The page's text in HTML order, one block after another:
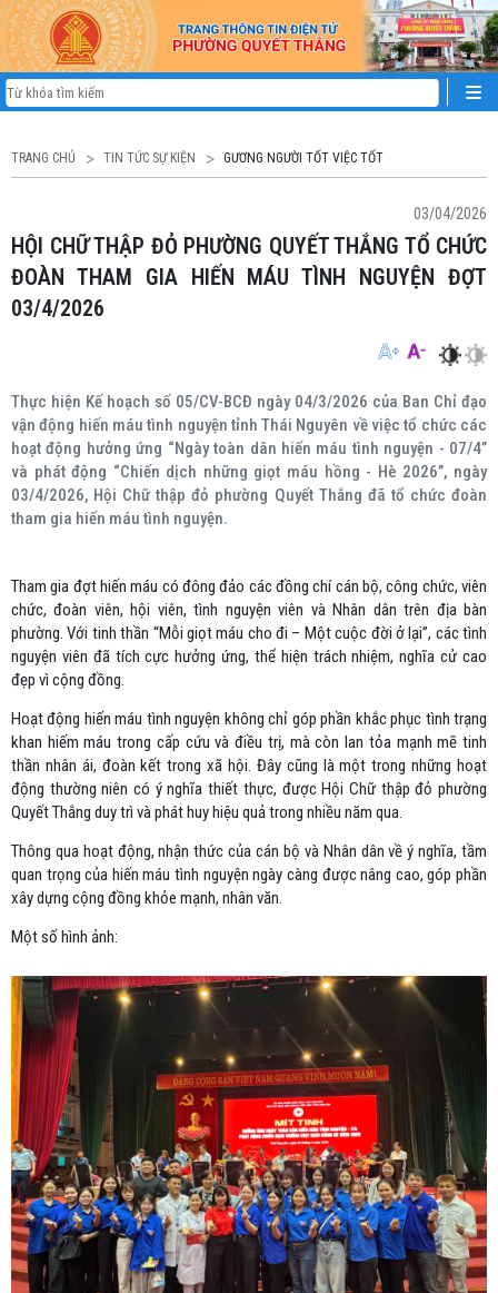
TRANG CHỦ TIN TỨC SỰ KIỆN GƯƠNG NGƯỜI TỐT VIỆC TỐT
03/04/2026
HỘI CHỮ THẬP ĐỎ PHƯỜNG QUYẾT THẮNG TỔ CHỨC
ĐOÀN THAM GIA HIẾN MÁU TÌNH NGUYỆN ĐỢT
03/4/2026
Thực hiện Kế hoạch số 05/CV-BCĐ ngày 04/3/2026 của Ban Chỉ đạo
vận động hiến máu tình nguyện tỉnh Thái Nguyên về việc tổ chức các
hoạt động hưởng ứng “Ngày toàn dân hiến máu tình nguyện - 07/4”
và phát động “Chiến dịch những giọt máu hồng - Hè 2026”, ngày
03/4/2026, Hội Chữ thập đỏ phường Quyết Thắng đã tổ chức đoàn
tham gia hiến máu tình nguyện.
Tham gia đợt hiến máu có đông đảo các đồng chí cán bộ, công chức, viên
chức, đoàn viên, hội viên, tình nguyện viên và Nhân dân trên địa bàn
phường. Với tinh thần “Mỗi giọt máu cho đi – Một cuộc đời ở lại”, các tình
nguyện viên đã tích cực hưởng ứng, thể hiện trách nhiệm, nghĩa cử cao
đẹp vì cộng đồng.
Hoạt động hiến máu tình nguyện không chỉ góp phần khắc phục tình trạng
khan hiếm máu trong cấp cứu và điều trị, mà còn lan tỏa mạnh mẽ tinh
thần nhân ái, đoàn kết trong xã hội. Đây cũng là một trong những hoạt
động thường niên có ý nghĩa thiết thực, được Hội Chữ thập đỏ phường
Quyết Thắng duy trì và phát huy hiệu quả trong nhiều năm qua.
Thông qua hoạt động, nhận thức của cán bộ và Nhân dân về ý nghĩa, tầm
quan trọng của hiến máu tình nguyện ngày càng được nâng cao, góp phần
xây dựng cộng đồng khỏe mạnh, nhân văn.
Một số hình ảnh: